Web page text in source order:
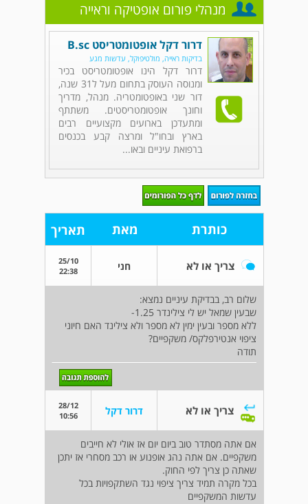
מנהלי פורום אופטיקה וראייה
דרור דקל אופטומטריסט B.sc
בדיקות ראייה, מולטיפוקל, עדשות מגע
דרור דקל הינו אופטומטריסט בכיר
ומנוסה העוסק בתחום מעל ל31 שנה,
דור שני באופטומטריה. מנהל, מדריך
וחונך אופטומטריסטים. משתתף
ומתעדכן בארועים מקצועיים רבים
בארץ ובחו"ל ומרצה קבע בכנסים
ברפואת עיניים ובאו...
כותרת מאת תאריך
צריך או לא חני
25/10
22:38
שלום רב, בבדיקת עיניים נמצא:
שבעין שמאל יש לי צילינדר 1.25-
ללא מספר ובעין ימין לא מספר ולא צילינד האם חיוני
ציפוי אנטירפלקס/ משקפיים?
תודה
צריך או לא דרור דקל
28/12
10:56
אם אתה מסתדר טוב ביום יום אז אולי לא חייבים
משקפיים. אם אתה נהג אופנוע או רכב מסחרי אז יתכן
שאתה כן צריך לפי החוק.
בכל מקרה תמיד צריך ציפוי נגד השתקפויות בכל
עדשות המשקפיים